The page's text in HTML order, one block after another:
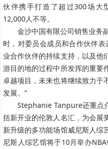
伙伴携手打造了超过300场大
12,000人不等。
金沙中国有限公司销售业
时，对委员会成员和合作伙伴
业合作伙伴的持续支持，以及他
游目的地的过程中所发挥的重要
卓越项目，未来也将继续致力于
发展。”
Stephanie Tanpure还重点
括新开业的伦敦人名汇，为会展
新升级的多功能场馆威尼斯人综
尼斯人综艺馆将于10月举办